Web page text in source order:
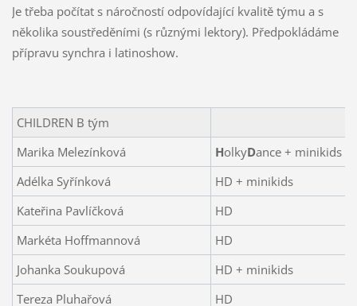
Je třeba počítat s náročností odpovídající kvalitě týmu a s
několika soustředěními (s různými lektory). Předpokládáme
přípravu synchra i latinoshow.
CHILDREN B tým
Marika Melezínková
HolkyDance + minikids
Adélka Syřínková
HD + minikids
Kateřina Pavlíčková
HD
Markéta Hoffmannová
HD
Johanka Soukupová
HD + minikids
Tereza Pluhařová
HD